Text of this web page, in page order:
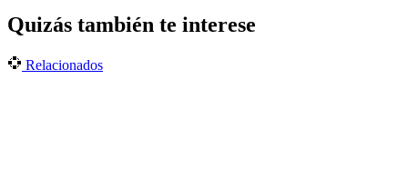
Quizás también te interese
Relacionados